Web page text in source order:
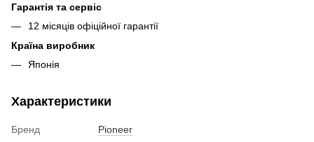
Гарантія та сервіс
12 місяців офіційної гарантії
Країна виробник
Японія
Характеристики
Бренд
Pioneer